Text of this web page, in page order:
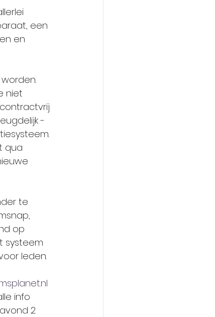
een
en
niet
-
qua
te
op
systeem
leden.
info
2